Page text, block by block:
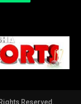
Reserved.